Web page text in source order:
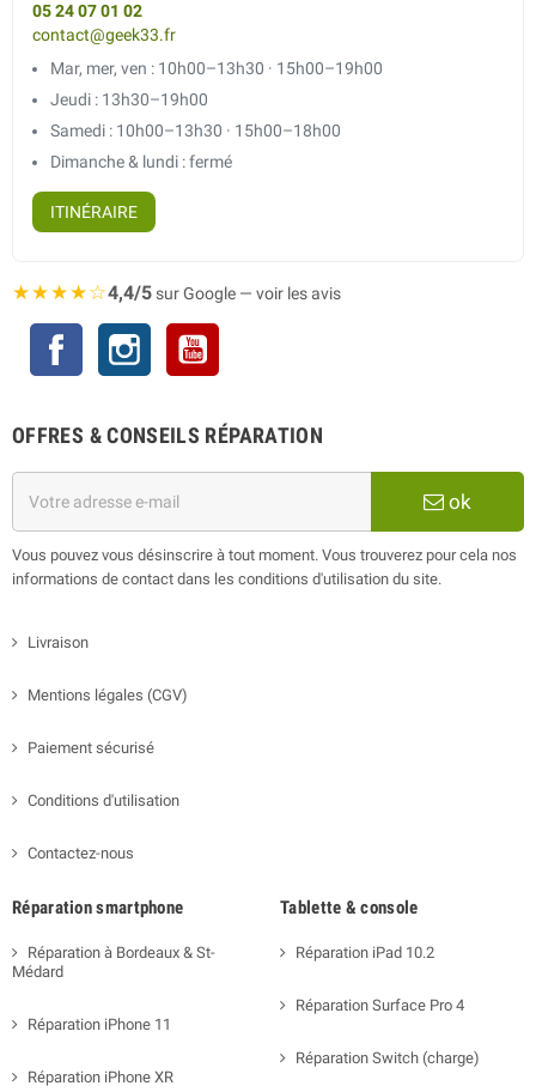
05 24 07 01 02
contact@geek33.fr
Mar, mer, ven : 10h00–13h30 · 15h00–19h00
Jeudi : 13h30–19h00
Samedi : 10h00–13h30 · 15h00–18h00
Dimanche & lundi : fermé
ITINÉRAIRE
★★★★☆4,4/5sur Google — voir les avis
Facebook Instagram
OFFRES & CONSEILS RÉPARATION
ok
Vous pouvez vous désinscrire à tout moment. Vous trouverez pour cela nos
informations de contact dans les conditions d'utilisation du site.
Livraison
Mentions légales (CGV)
Paiement sécurisé
Conditions d'utilisation
Contactez-nous
Réparation smartphone
Réparation à Bordeaux & St-
Médard
Réparation iPhone 11
Réparation iPhone XR
Tablette & console
Réparation iPad 10.2
Réparation Surface Pro 4
Réparation Switch (charge)